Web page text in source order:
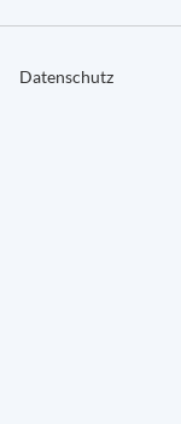
Datenschutz